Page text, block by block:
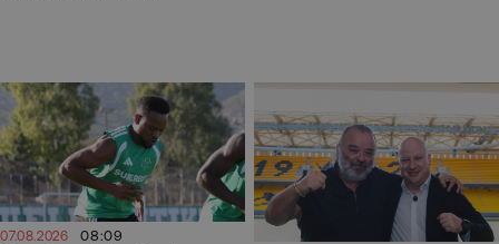
07.08.2026 08:09